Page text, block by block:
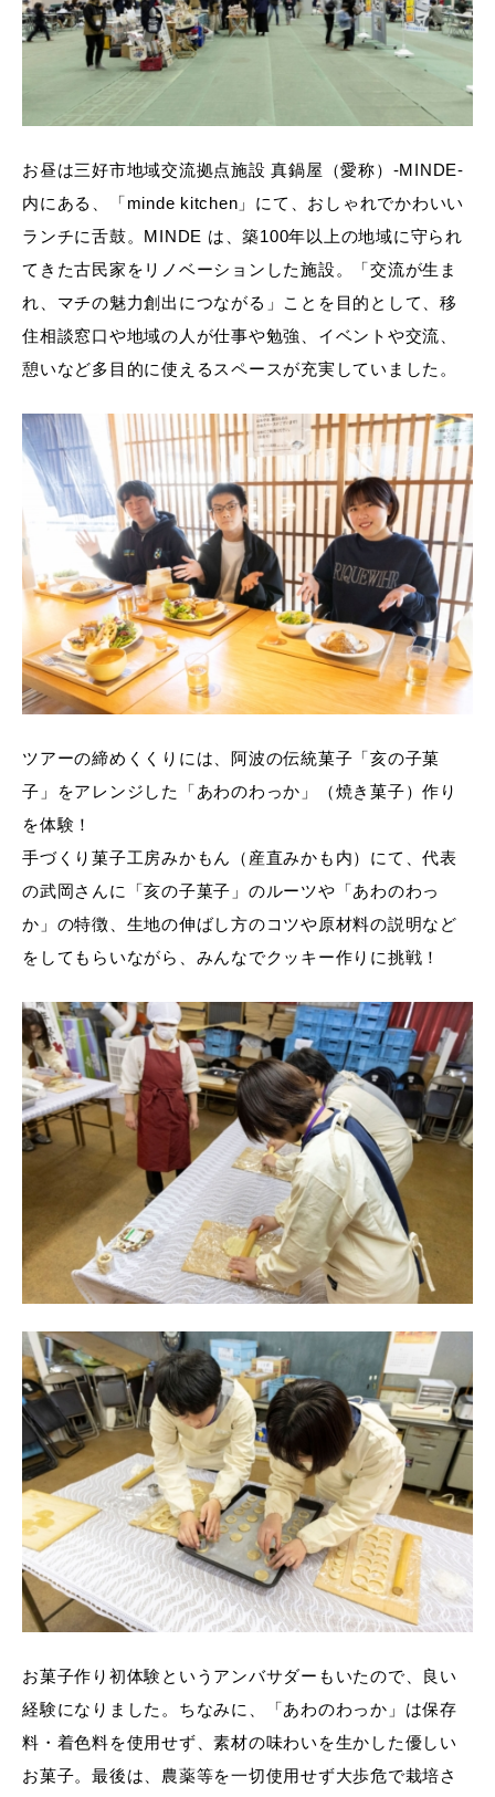
お昼は三好市地域交流拠点施設 真鍋屋（愛称）-MINDE-
内にある、「minde kitchen」にて、おしゃれでかわいい
ランチに舌鼓。MINDE は、築100年以上の地域に守られ
てきた古民家をリノベーションした施設。「交流が生ま
れ、マチの魅力創出につながる」ことを目的として、移
住相談窓口や地域の人が仕事や勉強、イベントや交流、
憩いなど多目的に使えるスペースが充実していました。
ツアーの締めくくりには、阿波の伝統菓子「亥の子菓
子」をアレンジした「あわのわっか」（焼き菓子）作り
を体験！
手づくり菓子工房みかもん（産直みかも内）にて、代表
の武岡さんに「亥の子菓子」のルーツや「あわのわっ
か」の特徴、生地の伸ばし方のコツや原材料の説明など
をしてもらいながら、みんなでクッキー作りに挑戦！
お菓子作り初体験というアンバサダーもいたので、良い
経験になりました。ちなみに、「あわのわっか」は保存
料・着色料を使用せず、素材の味わいを生かした優しい
お菓子。最後は、農薬等を一切使用せず大歩危で栽培さ